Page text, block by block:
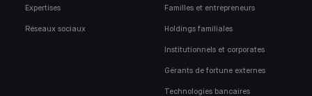
Expertises
Réseaux sociaux
Familles et entrepreneurs
Holdings familiales
Institutionnels et corporates
Gérants de fortune externes
Technologies bancaires